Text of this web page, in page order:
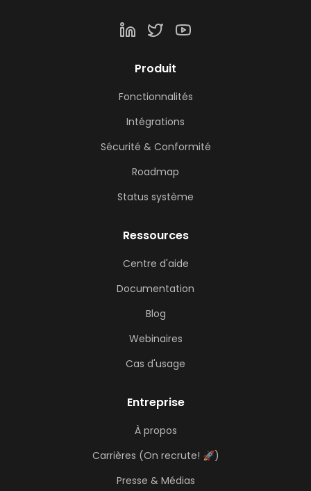
Produit
Fonctionnalités
Intégrations
Sécurité & Conformité
Roadmap
Status système
Ressources
Centre d'aide
Documentation
Blog
Webinaires
Cas d'usage
Entreprise
À propos
Carrières (On recrute! 🚀)
Presse & Médias